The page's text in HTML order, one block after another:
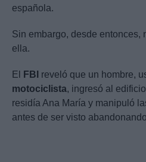
española.
Sin embargo, desde entonces,
ella.
El FBI reveló que un hombre,
motociclista, ingresó al
residía Ana María y manipuló
antes de ser visto